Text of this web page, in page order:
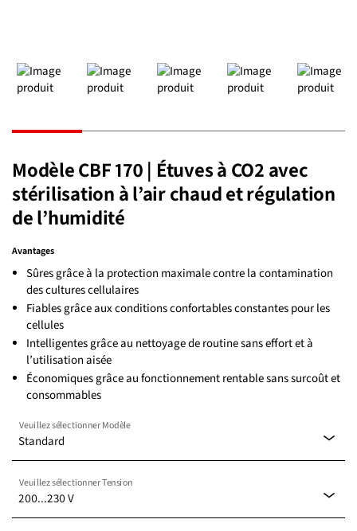
Modèle CBF 170 | Étuves à CO2 avec
stérilisation à l’air chaud et régulation
de l’humidité
Avantages
Sûres grâce à la protection maximale contre la contamination
des cultures cellulaires
Fiables grâce aux conditions confortables constantes pour les
cellules
Intelligentes grâce au nettoyage de routine sans effort et à
l’utilisation aisée
Économiques grâce au fonctionnement rentable sans surcoût et
consommables
Standard
Veuillez sélectionner Modèle
Standard
200...230 V
Veuillez sélectionner Tension